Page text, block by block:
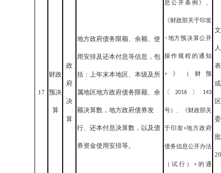
17
财政
预决
算
政
府
决
算
地方政府债务限额、余额、使
用安排及还本付息等信息，包
括：上年末本地区、本级及所
属地区地方政府债务限额、余
额决算数，地方政府债券发
行、还本付息决算数，以及债
券资金使用安排等。
息公开条例》、
《财政部关于印发
<地方预决算公开
操作规程的通知
> 》（财预
〔 2016 〕 143
号）、《财政部关
于印发<地方政府
债务信息公开办法
（试行） > 的通